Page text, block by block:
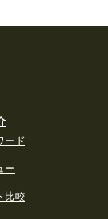
ード
ー
比較